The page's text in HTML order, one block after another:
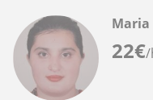
22€/
Maria